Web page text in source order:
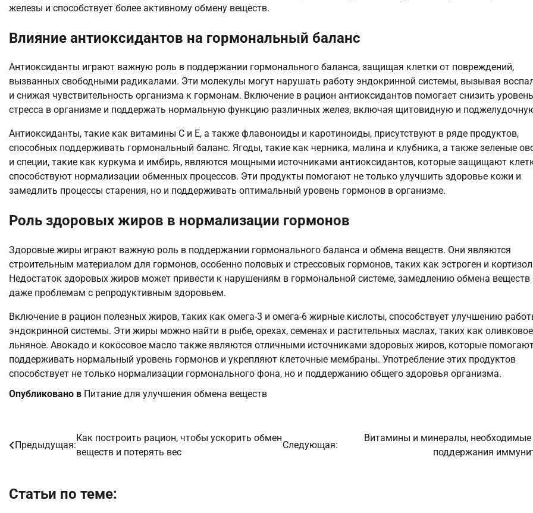
железы и способствует более активному обмену веществ.
Влияние антиоксидантов на гормональный баланс
Антиоксиданты играют важную роль в поддержании гормонального баланса, защищая клетки от повреждений,
вызванных свободными радикалами. Эти молекулы могут нарушать работу эндокринной системы, вызывая
и снижая чувствительность организма к гормонам. Включение в рацион антиоксидантов помогает снизить уровень
стресса в организме и поддержать нормальную функцию различных желез, включая щитовидную и
Антиоксиданты, такие как витамины C и E, а также флавоноиды и каротиноиды, присутствуют в ряде продуктов,
способных поддерживать гормональный баланс. Ягоды, такие как черника, малина и клубника, а также зеленые
и специи, такие как куркума и имбирь, являются мощными источниками антиоксидантов, которые защищают
способствуют нормализации обменных процессов. Эти продукты помогают не только улучшить здоровье кожи и
замедлить процессы старения, но и поддерживать оптимальный уровень гормонов в организме.
Роль здоровых жиров в нормализации гормонов
Здоровые жиры играют важную роль в поддержании гормонального баланса и обмена веществ. Они являются
строительным материалом для гормонов, особенно половых и стрессовых гормонов, таких как эстроген и
Недостаток здоровых жиров может привести к нарушениям в гормональной системе, замедлению обмена веществ
даже проблемам с репродуктивным здоровьем.
Включение в рацион полезных жиров, таких как омега-3 и омега-6 жирные кислоты, способствует улучшению
эндокринной системы. Эти жиры можно найти в рыбе, орехах, семенах и растительных маслах, таких как
льняное. Авокадо и кокосовое масло также являются отличными источниками здоровых жиров, которые
поддерживать нормальный уровень гормонов и укрепляют клеточные мембраны. Употребление этих продуктов
способствует не только нормализации гормонального фона, но и поддержанию общего здоровья организма.
Опубликовано в Питание для улучшения обмена веществ
Навигация
Предыдущая:
Как построить рацион, чтобы ускорить обмен
веществ и потерять вес
Следующая:
Витамины и минералы, необходимые
поддержания
Статьи по теме: